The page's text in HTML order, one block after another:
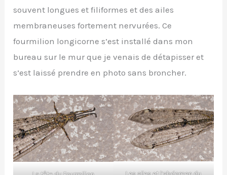
souvent longues et filiformes et des ailes
membraneuses fortement nervurées. Ce
fourmilion longicorne s’est installé dans mon
bureau sur le mur que je venais de détapisser et
s’est laissé prendre en photo sans broncher.